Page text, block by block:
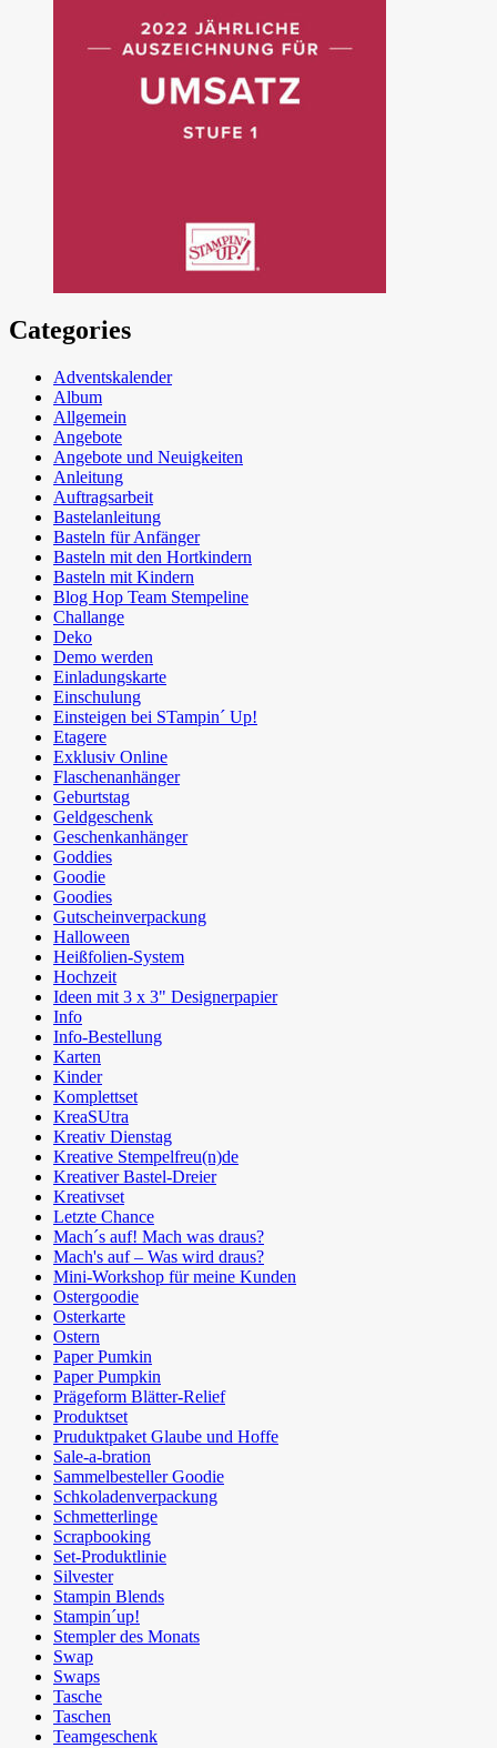
Categories
Adventskalender
Album
Allgemein
Angebote
Angebote und Neuigkeiten
Anleitung
Auftragsarbeit
Bastelanleitung
Basteln für Anfänger
Basteln mit den Hortkindern
Basteln mit Kindern
Blog Hop Team Stempeline
Challange
Deko
Demo werden
Einladungskarte
Einschulung
Einsteigen bei STampin´ Up!
Etagere
Exklusiv Online
Flaschenanhänger
Geburtstag
Geldgeschenk
Geschenkanhänger
Goddies
Goodie
Goodies
Gutscheinverpackung
Halloween
Heißfolien-System
Hochzeit
Ideen mit 3 x 3" Designerpapier
Info
Info-Bestellung
Karten
Kinder
Komplettset
KreaSUtra
Kreativ Dienstag
Kreative Stempelfreu(n)de
Kreativer Bastel-Dreier
Kreativset
Letzte Chance
Mach´s auf! Mach was draus?
Mach's auf – Was wird draus?
Mini-Workshop für meine Kunden
Ostergoodie
Osterkarte
Ostern
Paper Pumkin
Paper Pumpkin
Prägeform Blätter-Relief
Produktset
Pruduktpaket Glaube und Hoffe
Sale-a-bration
Sammelbesteller Goodie
Schkoladenverpackung
Schmetterlinge
Scrapbooking
Set-Produktlinie
Silvester
Stampin Blends
Stampin´up!
Stempler des Monats
Swap
Swaps
Tasche
Taschen
Teamgeschenk